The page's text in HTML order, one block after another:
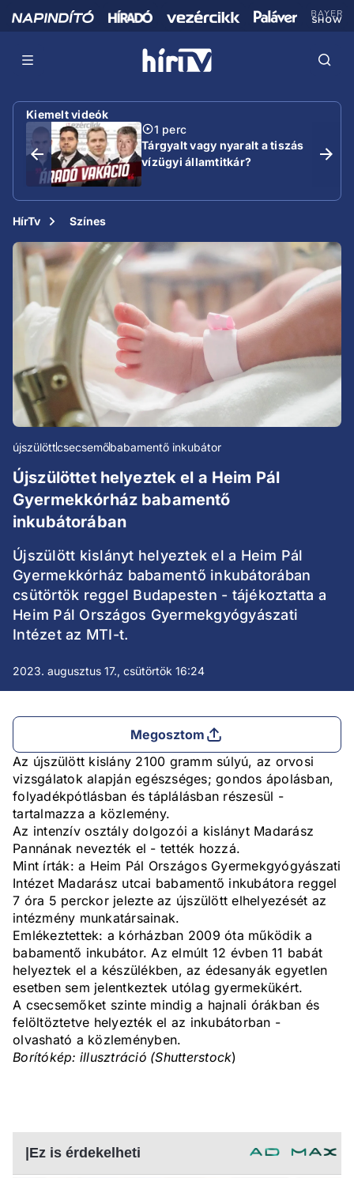
Kiemelt videók
1 perc
Tárgyalt vagy nyaralt a tiszás
vízügyi államtitkár?
HírTv Színes
újszülöttcsecsemőbabamentő inkubátor
Újszülöttet helyeztek el a Heim Pál
Gyermekkórház babamentő
inkubátorában
Újszülött kislányt helyeztek el a Heim Pál
Gyermekkórház babamentő inkubátorában
csütörtök reggel Budapesten - tájékoztatta a
Heim Pál Országos Gyermekgyógyászati
Intézet az MTI-t.
2023. augusztus 17., csütörtök 16:24
Megosztom
Az újszülött kislány 2100 gramm súlyú, az orvosi
vizsgálatok alapján egészséges; gondos ápolásban,
folyadékpótlásban és táplálásban részesül -
tartalmazza a közlemény.
Az intenzív osztály dolgozói a kislányt Madarász
Pannának nevezték el - tették hozzá.
Mint írták: a Heim Pál Országos Gyermekgyógyászati
Intézet Madarász utcai babamentő inkubátora reggel
7 óra 5 perckor jelezte az újszülött elhelyezését az
intézmény munkatársainak.
Emlékeztettek: a kórházban 2009 óta működik a
babamentő inkubátor. Az elmúlt 12 évben 11 babát
helyeztek el a készülékben, az édesanyák egyetlen
esetben sem jelentkeztek utólag gyermekükért.
A csecsemőket szinte mindig a hajnali órákban és
felöltöztetve helyezték el az inkubátorban -
olvasható a közleményben.
Borítókép: illusztráció (Shutterstock)